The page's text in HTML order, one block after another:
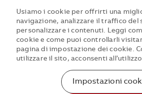
Usiamo i cookie per offrirti una
navigazione, analizzare il traffico del
personalizzare i contenuti. Leggi
cookie e come puoi controllarli
pagina di impostazione dei cookie.
utilizzare il sito, acconsenti
Impostazioni